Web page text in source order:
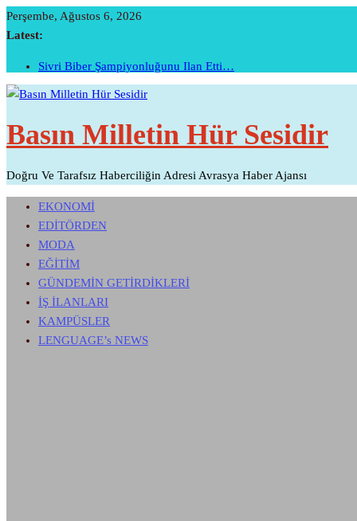
Skip
To
Perşembe, Ağustos 6, 2026
Latest:
Sivri Biber Şampiyonluğunu Ilan Etti…
İTO’ya Göre, Tüketici Fiyat İndeksi Yıllık % 35,20 Oldu.
Temmuz Ayı Ihracatı Belli Oldu…
Basın Milletin Hür Sesidir
Doğru Ve Tarafsız Haberciliğin Adresi Avrasya Haber Ajansı
EKONOMİ
EDİTÖRDEN
MODA
EĞİTİM
GÜNDEMİN GETİRDİKLERİ
İŞ İLANLARI
KAMPÜSLER
LENGUAGE’s NEWS